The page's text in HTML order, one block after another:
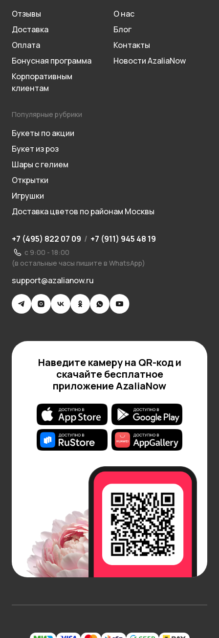
Отзывы
Доставка
Оплата
Бонусная программа
Корпоративным
клиентам
О нас
Блог
Контакты
Новости AzaliaNow
Популярные рубрики
Букеты по акции
Букет из роз
Шары с гелием
Открытки
Игрушки
Доставка цветов по районам Москвы
+7 (495) 822 07 09 / +7 (911) 945 48 19
с 9:00 - 18:00
(в остальные часы пишите в WhatsApp)
support@azalianow.ru
Наведите камеру на QR-код и
скачайте бесплатное
приложение AzaliaNow